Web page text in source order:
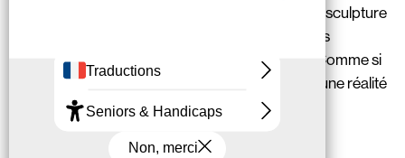
la lumière et la musique pour percevoir la même sculpture
sous différentes mises en lumière ou orientations
scéniques » détaille Félicie d’Estienne d’Orves. Comme si
l’oeuvre devenait, au final, la porte d’entrée vers une réalité
nouvelle.
La volonté affichée par le duo est « d’arriver à un